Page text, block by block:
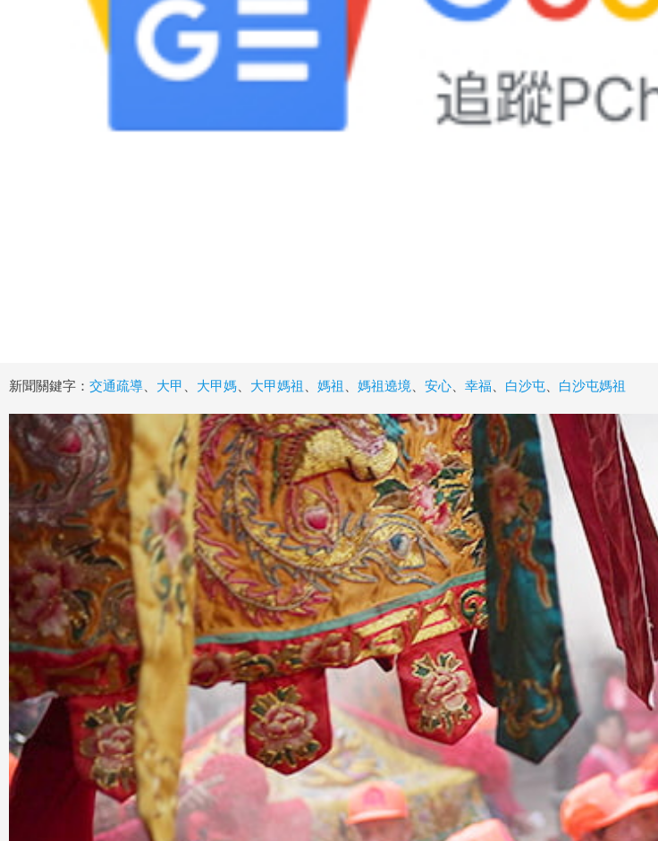
新聞關鍵字： 交通疏導 大甲 大甲媽 大甲媽祖 媽祖 媽祖遶境 安心 幸福 白沙屯 白沙屯媽祖